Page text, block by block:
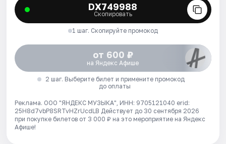
DX749988
Скопировать
1 шаг. Скопируйте промокод
от 600 ₽
на Яндекс Афише
2 шаг. Выберите билет и примените промокод
до оплаты
Реклама. ООО "ЯНДЕКС МУЗЫКА", ИНН: 9705121040 erid:
25H8d7vbP8SRTvHZrUcdLB Действует до 30 сентября 2026
при покупке билетов от 3 000 ₽ на это мероприятие на Яндекс
Афише!